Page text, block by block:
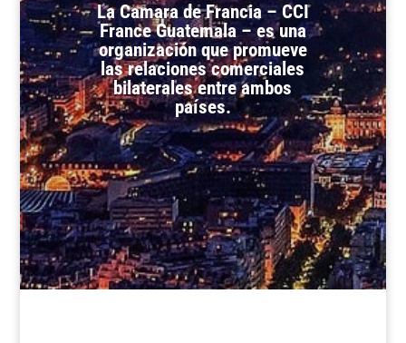
La Camara de Francia – CCI
France Guatemala – es una
organización que promueve
lasrelaciones comerciales
bilaterales entre ambos
países.